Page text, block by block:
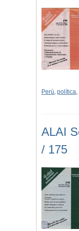
Perú, política,
ALAI
/ 175